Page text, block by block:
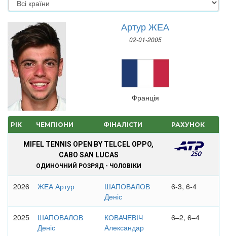
Артур ЖЕА
02-01-2005
Франція
РІК ЧЕМПІОНИ ФІНАЛІСТИ РАХУНОК
MIFEL TENNIS OPEN BY TELCEL OPPO,
CABO SAN LUCAS
ОДИНОЧНИЙ РОЗРЯД - ЧОЛОВІКИ
2026 ЖЕА Артур
ШАПОВАЛОВ
Деніс
6-3, 6-4
2025
ШАПОВАЛОВ
Деніс
КОВАЧЕВІЧ
Александар
6–2, 6–4